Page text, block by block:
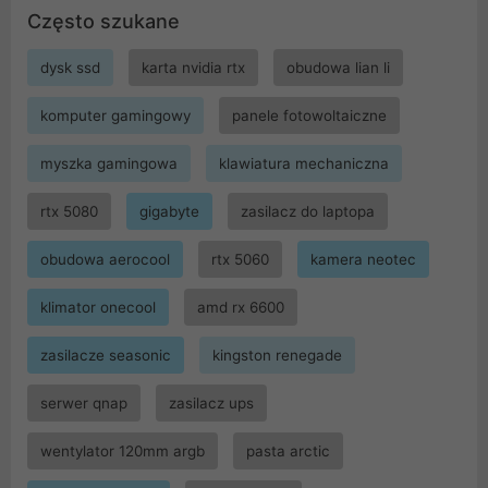
Często szukane
dysk ssd karta nvidia rtx obudowa lian li
komputer gamingowy panele fotowoltaiczne
myszka gamingowa klawiatura mechaniczna
rtx 5080 gigabyte zasilacz do laptopa
obudowa aerocool rtx 5060 kamera neotec
klimator onecool amd rx 6600
zasilacze seasonic kingston renegade
serwer qnap zasilacz ups
wentylator 120mm argb pasta arctic